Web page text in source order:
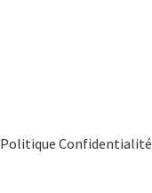
Politique Confidentialité